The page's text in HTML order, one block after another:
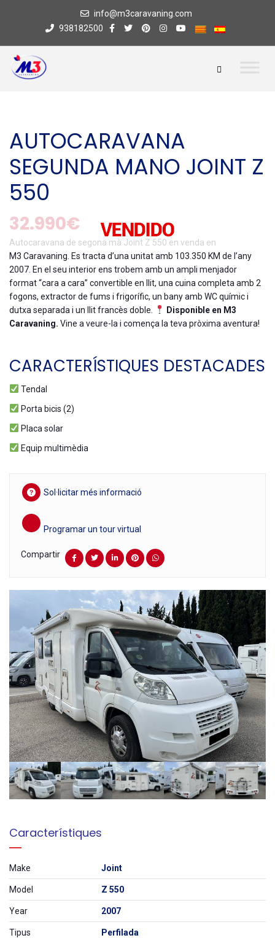
info@m3caravaning.com
938182500
AUTOCARAVANA
SEGUNDA MANO JOINT Z
550
32.990€
Autocaravana de segona mà Joint Z 550 en venda en
M3 Caravaning. Es tracta d’una unitat amb 103.350 KM de l’any
2007. En el seu interior ens trobem amb un ampli menjador
format “cara a cara” convertible en llit, una cuina completa amb 2
fogons, extractor de fums i frigorífic, un bany amb WC químic i
dutxa separada i un llit francès doble.
Disponible en M3
Caravaning. Vine a veure-la i comença la teva pròxima aventura!
CARACTERÍSTIQUES DESTACADES
Tendal
Porta bicis (2)
Placa solar
Equip multimèdia
Sol·licitar més informació
Programar un tour virtual
Compartir
Característiques
Make Joint
Model Z 550
Year 2007
Tipus Perfilada